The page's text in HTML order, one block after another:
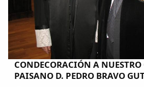
CONDECORACIÓN A
PAISANO D. PEDRO BRAVO